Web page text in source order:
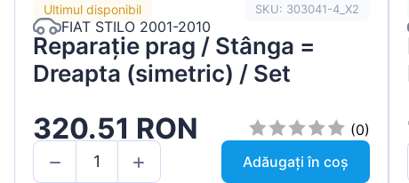
Ultimul disponibil SKU: 303041-4_X2
FIAT STILO 2001-2010
Reparație prag / Stânga =
Dreapta (simetric) / Set
320.51 RON
(0)
Adăugați în coș